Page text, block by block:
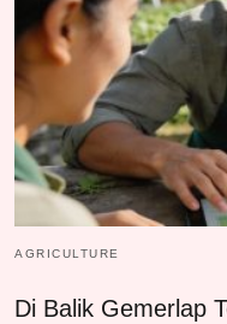
AGRICULTURE
Di Balik Gemerlap